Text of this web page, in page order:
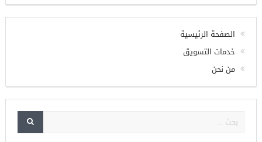
Check your twitter API's keys
الصفحة الرئيسية
خدمات التسويق
من نحن